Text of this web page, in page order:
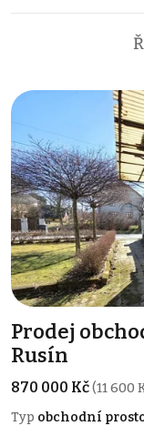
Prodej
Rusín
870 000 Kč(11 600
Typ obchodní